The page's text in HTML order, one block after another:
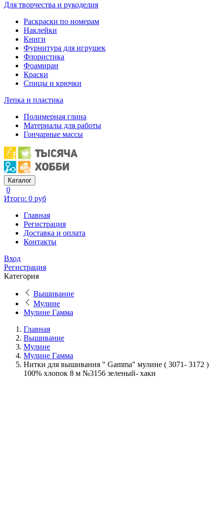
Для творчества и рукоделия
Раскраски по номерам
Наклейки
Книги
Фурнитура для игрушек
Флористика
Фоамиран
Краски
Спицы и крючки
Лепка и пластика
Полимерная глина
Материалы для работы
Гончарные массы
Каталог
0
Итого: 0 руб
Главная
Регистрация
Доставка и оплата
Контакты
Вход
Регистрация
Категория
Вышивание
Мулине
Мулине Гамма
Главная
Вышивание
Мулине
Мулине Гамма
Нитки для вышивания " Gamma" мулине ( 3071- 3172 )
100% хлопок 8 м №3156 зеленый- хаки